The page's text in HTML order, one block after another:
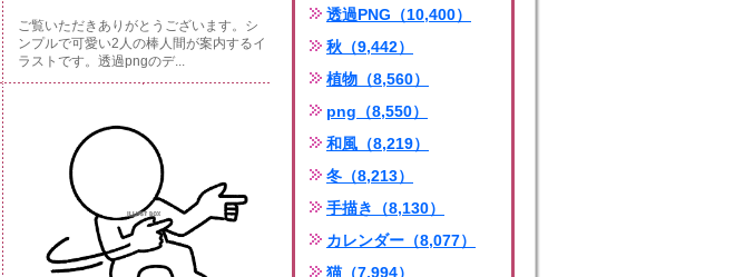
ご覧いただきありがとうございます。シ
ンプルで可愛い2人の棒人間が案内するイ
ラストです。透過pngのデ...
透過PNG（10,400）
秋（9,442）
植物（8,560）
png（8,550）
和風（8,219）
冬（8,213）
手描き（8,130）
カレンダー（8,077）
猫（7,994）